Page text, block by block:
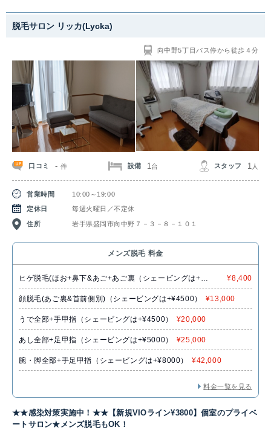
脱毛サロン リッカ(Lycka)
向中野5丁目バス停から徒歩４分
口コミ -件 設備 1 台 スタッフ 1 人
営業時間
10:00～19:00
定休日
毎週火曜日／不定休
住所 岩手県盛岡市向中野７－３－８－１０１
メンズ脱毛 料金
ヒゲ脱毛(ほお+鼻下&あご+あご裏（シェービングは+
¥4500）
¥8,400
顔脱毛(あご裏&首前側別)（シェービングは+¥4500） ¥13,000
うで全部+手甲指（シェービングは+¥4500） ¥20,000
あし全部+足甲指（シェービングは+¥5000） ¥25,000
腕・脚全部+手足甲指（シェービングは+¥8000） ¥42,000
料金一覧を見る
★★感染対策実施中！★★【新規VIOライン¥3800】個室のプライベ
ートサロン★メンズ脱毛もOK！